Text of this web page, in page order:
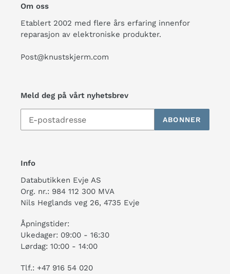
Om oss
Etablert 2002 med flere års erfaring innenfor
reparasjon av elektroniske produkter.
Post@knustskjerm.com
Meld deg på vårt nyhetsbrev
ABONNER
Info
Databutikken Evje AS
Org. nr.: 984 112 300 MVA
Nils Heglands veg 26, 4735 Evje
Åpningstider:
Ukedager: 09:00 - 16:30
Lørdag: 10:00 - 14:00
Tlf.: +47 916 54 020